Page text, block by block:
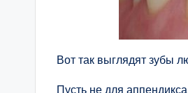
Вот так выглядят зубы
Пусть не для